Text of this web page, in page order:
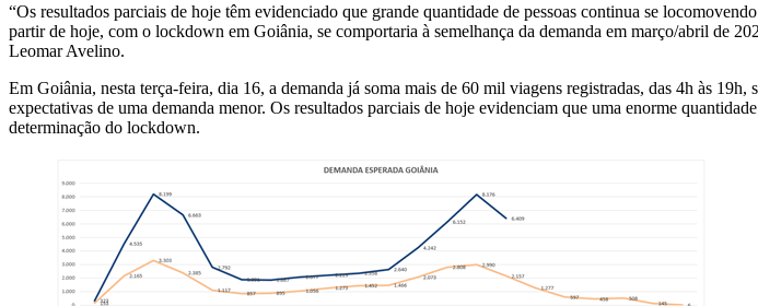
“Os resultados parciais de hoje têm evidenciado que grande quantidade de pessoas continua se
partir de hoje, com o lockdown em Goiânia, se comportaria à semelhança da demanda em março/abril de
Leomar Avelino.
Em Goiânia, nesta terça-feira, dia 16, a demanda já soma mais de 60 mil viagens registradas, das 4h às
expectativas de uma demanda menor. Os resultados parciais de hoje evidenciam que uma enorme
determinação do lockdown.